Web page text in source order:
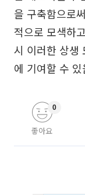
을 구축함으로
적으로 모색하
시 이러한 상생
에 기여할 수
좋아요
0